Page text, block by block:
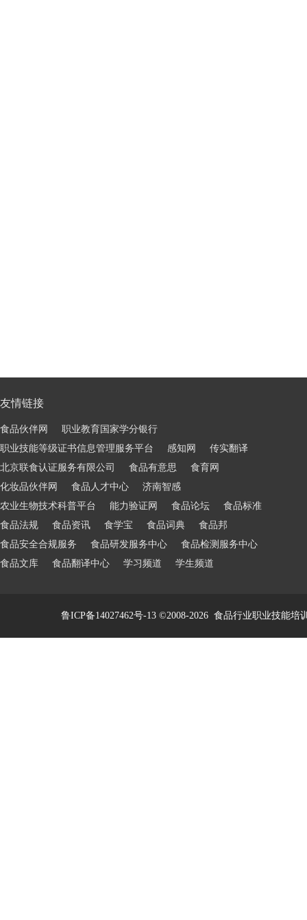
友情链接
食品伙伴网
职业教育国家学分银行
职业技能等级证书信息管理服务平台
感知网
传实翻译
北京联食认证服务有限公司
食品有意思
食育网
化妆品伙伴网
食品人才中心
济南智感
农业生物技术科普平台
能力验证网 食品论坛
食品标准
食品法规
食品资讯 食学宝 食品词典
食品邦
食品安全合规服务
食品研发服务中心
食品检测服务中心
食品文库
食品翻译中心 学习频道 学生频道
鲁ICP备14027462号-13©2008-2026 食品行业职业技能培